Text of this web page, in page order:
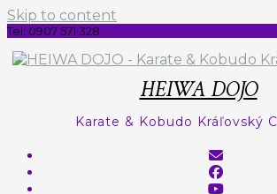
Skip to content
Tel: 0907 571 328
HEIWA DOJO
Karate & Kobudo Kráľovský